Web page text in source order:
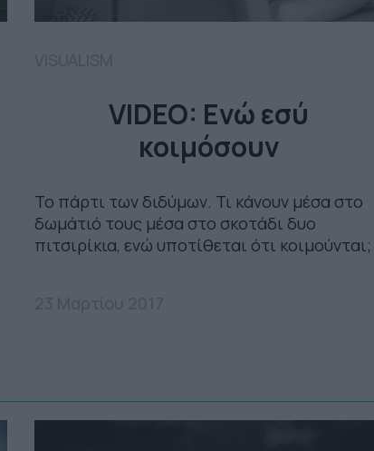
VIDEO: Ενώ εσύ
κοιμόσουν
Το πάρτι των διδύμων. Τι κάνουν μέσα στο
δωμάτιό τους μέσα στο σκοτάδι δυο
πιτσιρίκια, ενώ υποτίθεται ότι κοιμούνται;